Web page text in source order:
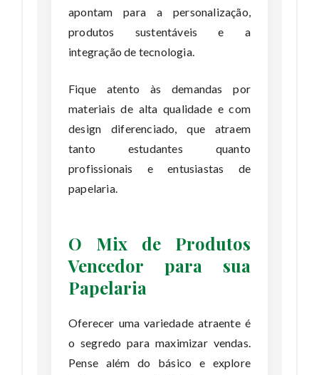
apontam para a personalização,
produtos sustentáveis e a
integração de tecnologia.
Fique atento às demandas por
materiais de alta qualidade e com
design diferenciado, que atraem
tanto estudantes quanto
profissionais e entusiastas de
papelaria.
O Mix de Produtos
Vencedor para sua
Papelaria
Oferecer uma variedade atraente é
o segredo para maximizar vendas.
Pense além do básico e explore